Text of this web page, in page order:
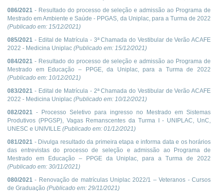
086/2021 - Resultado do processo de seleção e admissão ao Programa de
Mestrado em Ambiente e Saúde - PPGAS, da Uniplac, para a Turma de 2022
(Publicado em: 15/12/2021)
085/2021 - Edital de Matrícula - 3ª Chamada do Vestibular de Verão ACAFE
2022 - Medicina Uniplac (Publicado em: 15/12/2021)
084/2021 - Resultado do processo de seleção e admissão ao Programa de
Mestrado em Educação – PPGE, da Uniplac, para a Turma de 2022
(Publicado em: 10/12/2021)
083/2021 - Edital de Matrícula - 2ª Chamada do Vestibular de Verão ACAFE
2022 - Medicina Uniplac (Publicado em: 10/12/2021)
082/2021 - Processo Seletivo para ingresso no Mestrado em Sistemas
Produtivos (PPGSP), Vagas Remanscentes da Turma I - UNIPLAC, UnC,
UNESC e UNIVILLE (Publicado em: 01/12/2021)
081/2021 - Divulga resultado da primeira etapa e informa data e os horários
das entrevistas do processo de seleção e admissão ao Programa de
Mestrado em Educação – PPGE da Uniplac, para a Turma de 2022
(Publicado em: 30/11/2021)
080/2021 - Renovação de matrículas Uniplac 2022/1 – Veteranos - Cursos
de Graduação (Publicado em: 29/11/2021)